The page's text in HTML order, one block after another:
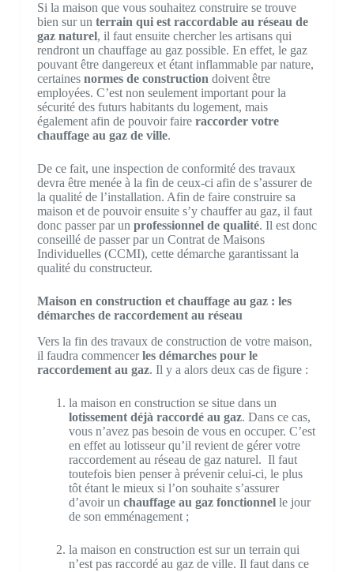
Si la maison que vous souhaitez construire se trouve
bien sur un terrain qui est raccordable au réseau de
gaz naturel, il faut ensuite chercher les artisans qui
rendront un chauffage au gaz possible. En effet, le gaz
pouvant être dangereux et étant inflammable par nature,
certaines normes de construction doivent être
employées. C’est non seulement important pour la
sécurité des futurs habitants du logement, mais
également afin de pouvoir faire raccorder votre
chauffage au gaz de ville.
De ce fait, une inspection de conformité des travaux
devra être menée à la fin de ceux-ci afin de s’assurer de
la qualité de l’installation. Afin de faire construire sa
maison et de pouvoir ensuite s’y chauffer au gaz, il faut
donc passer par un professionnel de qualité. Il est donc
conseillé de passer par un Contrat de Maisons
Individuelles (CCMI), cette démarche garantissant la
qualité du constructeur.
Maison en construction et chauffage au gaz : les
démarches de raccordement au réseau
Vers la fin des travaux de construction de votre maison,
il faudra commencerles démarches pour le
raccordement au gaz. Il y a alors deux cas de figure :
la maison en construction se situe dans un
lotissement déjà raccordé au gaz. Dans ce cas,
vous n’avez pas besoin de vous en occuper. C’est
en effet au lotisseur qu’il revient de gérer votre
raccordement au réseau de gaz naturel. Il faut
toutefois bien penser à prévenir celui-ci, le plus
tôt étant le mieux si l’on souhaite s’assurer
d’avoir un chauffage au gaz fonctionnelle jour
de son emménagement ;
la maison en construction est sur un terrain qui
n’est pas raccordé au gaz de ville. Il faut dans ce